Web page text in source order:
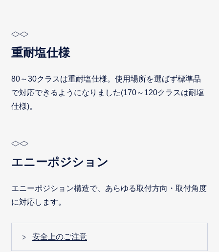
重耐塩仕様
80～30クラスは重耐塩仕様。使用場所を選ばず標準品
で対応できるようになりました(170～120クラスは耐塩
仕様)。
エニーポジション
エニーポジション構造で、あらゆる取付方向・取付角度
に対応します。
安全上のご注意